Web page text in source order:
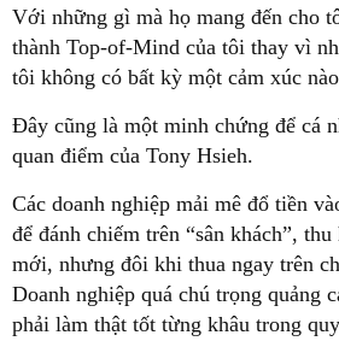
Với những gì mà họ mang đến cho
thành Top-of-Mind của tôi thay vì
tôi không có bất kỳ một cảm xúc
Đây cũng là một minh chứng để cá
quan điểm của Tony Hsieh.
Các doanh nghiệp mải mê đổ tiền
để đánh chiếm trên “sân khách”,
mới, nhưng đôi khi thua ngay trên
Doanh nghiệp quá chú trọng quảng
phải làm thật tốt từng khâu trong